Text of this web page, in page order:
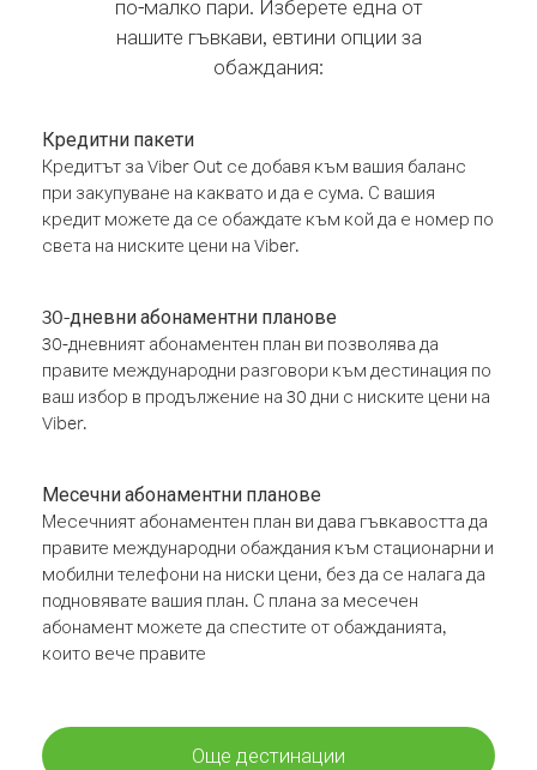
по-малко пари. Изберете една от
нашите гъвкави, евтини опции за
обаждания:
Кредитни пакети
Кредитът за Viber Out се добавя към вашия баланс
при закупуване на каквато и да е сума. С вашия
кредит можете да се обаждате към кой да е номер по
света на ниските цени на Viber.
30-дневни абонаментни планове
30-дневният абонаментен план ви позволява да
правите международни разговори към дестинация по
ваш избор в продължение на 30 дни с ниските цени на
Viber.
Месечни абонаментни планове
Месечният абонаментен план ви дава гъвкавостта да
правите международни обаждания към стационарни и
мобилни телефони на ниски цени, без да се налага да
подновявате вашия план. С плана за месечен
абонамент можете да спестите от обажданията,
които вече правите
Още дестинации